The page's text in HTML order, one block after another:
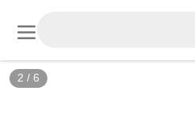
2 / 6